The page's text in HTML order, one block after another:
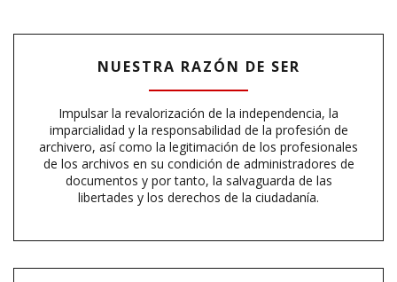
NUESTRA RAZÓN DE SER
Impulsar la revalorización de la independencia, la
imparcialidad y la responsabilidad de la profesión de
archivero, así como la legitimación de los profesionales
de los archivos en su condición de administradores de
documentos y por tanto, la salvaguarda de las
libertades y los derechos de la ciudadanía.